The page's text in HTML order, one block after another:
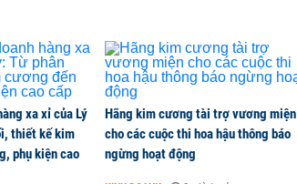
xa xỉ của Lý
thiết kế kim
phụ kiện cao
Hãng kim cương tài trợ vương miện
cho các cuộc thi hoa hậu thông báo
ngừng hoạt động